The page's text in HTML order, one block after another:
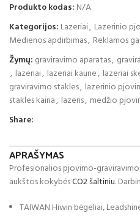
Produkto kodas: N/A
Kategorijos: Lazeriai, Lazerinio
Medienos apdirbimas, Reklamos
Žymų: graviravimo aparatas,
, lazeriai, lazeriai kaune, lazeriai
graviravimo stakles, lazerinio
stakles kaina, lazeris, medžio
Share:
APRAŠYMAS
Profesionalios pjovimo-graviravimo
aukštos kokybėsCO2 šaltiniu.
TAIWAN Hiwin bėgeliai,